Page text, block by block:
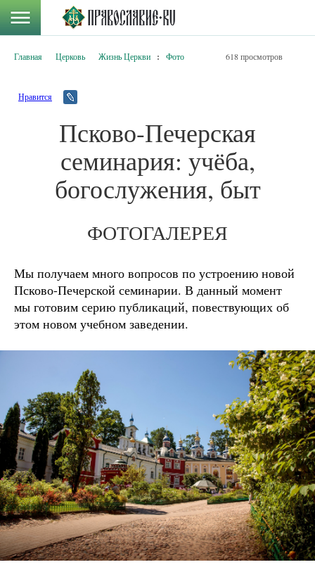
Главная Церковь Жизнь Церкви : Фото 618 просмотров
Нравится
Псково-Печерская
семинария: учёба,
богослужения, быт
ФОТОГАЛЕРЕЯ
Мы получаем много вопросов по устроению новой
Псково-Печерской семинарии. В данный момент
мы готовим серию публикаций, повествующих об
этом новом учебном заведении.